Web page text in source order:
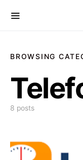
BROWSING
8 posts